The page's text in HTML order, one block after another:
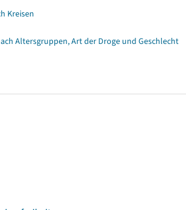
Kreisen
Altersgruppen, Art der Droge und Geschlecht